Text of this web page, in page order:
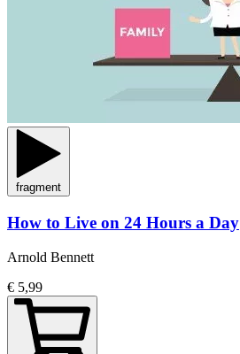
fragment
How to Live on 24 Hours a Day
Arnold Bennett
€ 5,99